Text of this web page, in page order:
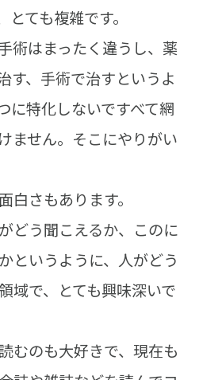
ても複雑です。
術はまったく違うし、薬
す、手術で治すというよ
に特化しないですべて網
ません。そこにやりがい
白さもあります。
どう聞こえるか、このに
というように、人がどう
域で、とても興味深いで
むのも大好きで、現在も